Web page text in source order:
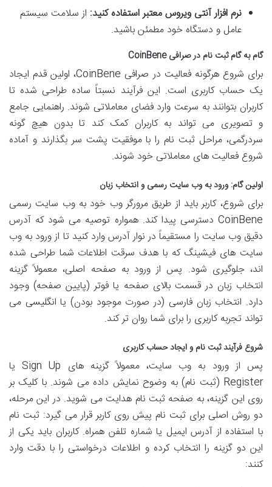
نرم افزار آنتی ویروس معتبر استفاده کنید: از سلامت سیستم
عامل و دستگاه خود مطمئن باشید.
گام به گام ثبت نام در صرافی CoinBene
برای شروع هرگونه فعالیت در صرافی CoinBene، اولین قدم ایجاد
یک حساب کاربری است. این فرآیند نسبتاً ساده طراحی شده تا
کاربران بتوانند به سرعت وارد فضای معاملاتی شوند. راهنمایی جامع
و تصویری می تواند به کاربران کمک کند تا بدون هیچ گونه
سردرگمی، مراحل ثبت نام را با موفقیت پشت سر بگذارند و آماده
شروع فعالیت های معاملاتی خود شوند.
اولین گام: ورود به وب سایت رسمی و انتخاب زبان
برای شروع، کاربر باید از طریق مرورگر وب خود به وب سایت رسمی
CoinBene دسترسی پیدا کند. همواره توصیه می شود که آدرس
دقیق وب سایت را مستقیماً در نوار آدرس وارد کنید تا از ورود به وب
سایت های فیشینگ که با هدف سرقت اطلاعات شما طراحی شده
اند، جلوگیری شود. پس از ورود به صفحه اصلی، معمولاً گزینه
انتخاب زبان در قسمت بالای صفحه یا فوتر (پایین صفحه) وجود
دارد. انتخاب زبان فارسی (در صورت موجود بودن) یا انگلیسی می
تواند تجربه کاربری را برای شما روان تر کند.
شروع فرآیند ثبت نام و ایجاد حساب کاربری
پس از ورود به وب سایت، معمولاً گزینه های Sign Up یا
Register (ثبت نام) به وضوح نمایش داده می شوند. با کلیک بر
روی این گزینه، به صفحه ثبت نام هدایت می شوید. در این مرحله،
دو روش اصلی برای ثبت نام پیش روی کاربر قرار می گیرد: ثبت نام
با استفاده از آدرس ایمیل یا شماره تلفن همراه. کاربران باید یکی از
این دو گزینه را انتخاب کرده و اطلاعات درخواستی را با دقت وارد
کنند: